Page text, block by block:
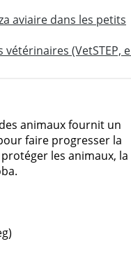
aviaire dans les petits
(VetSTEP,
animaux fournit un
faire progresser la
les animaux, la